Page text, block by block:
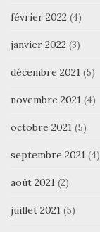
février 2022 (4)
janvier 2022 (3)
décembre 2021 (5)
novembre 2021 (4)
octobre 2021 (5)
septembre 2021 (4)
août 2021 (2)
juillet 2021 (5)